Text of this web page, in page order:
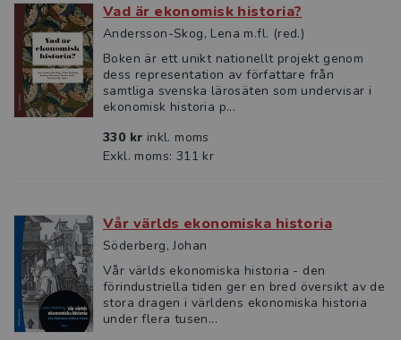
Vad är ekonomisk historia?
Andersson-Skog, Lena m.fl. (red.)
Boken är ett unikt nationellt projekt genom
dess representation av författare från
samtliga svenska lärosäten som undervisar i
ekonomisk historia p...
330 kr inkl. moms
Exkl. moms: 311 kr
Vår världs ekonomiska historia
Söderberg, Johan
Vår världs ekonomiska historia - den
förindustriella tiden ger en bred översikt av de
stora dragen i världens ekonomiska historia
under flera tusen...